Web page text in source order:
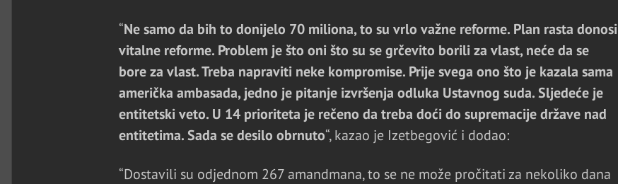
“Ne samo da bih to donijelo 70 miliona, to su vrlo važne reforme. Plan rasta donosi
vitalne reforme. Problem je što oni što su se grčevito borili za vlast, neće da se
bore za vlast. Treba napraviti neke kompromise. Prije svega ono što je kazala sama
američka ambasada, jedno je pitanje izvršenja odluka Ustavnog suda. Sljedeće je
entitetski veto. U 14 prioriteta je rečeno da treba doći do supremacije države nad
entitetima. Sada se desilo obrnuto“, kazao je Izetbegović i dodao:
“Dostavili su odjednom 267 amandmana, to se ne može pročitati za nekoliko dana